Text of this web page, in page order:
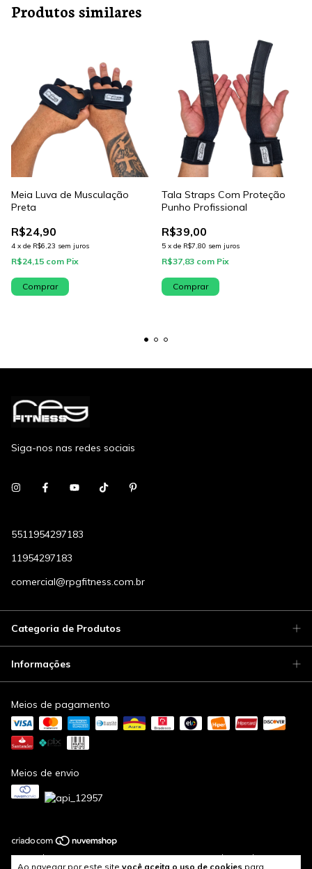
Ao navegar por este site você aceita o uso de cookies para
Produtos similares
Meia Luva de Musculação
Preta
R$24,90
4 x de R$6,23 sem juros
R$24,15 com Pix
Comprar
Tala Straps Com Proteção
Punho Profissional
R$39,00
5 x de R$7,80 sem juros
R$37,83 com Pix
Comprar
Siga-nos nas redes sociais
5511954297183
11954297183
comercial@rpgfitness.com.br
Categoria de Produtos
Informações
Meios de pagamento
Meios de envio
Copyright Rpg Fitness - 11954677000185 - 2026. Todos os direitos